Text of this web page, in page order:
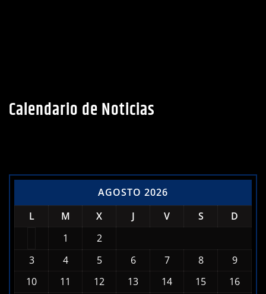
AGOSTO 2026
M X
1
2
3
4 5 6 7 8 9